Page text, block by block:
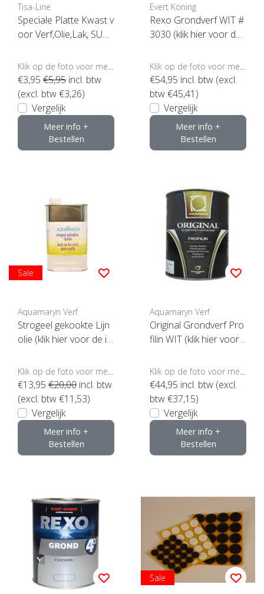
Tisa-Line
Speciale Platte Kwast v
oor Verf,Olie,Lak, SUPE
€3,95 €5,95 incl. btw
(excl. btw €3,26)
Vergelijk
Meer info +
Bestellen
Evert Koning
Rexo Grondverf WIT #
3030 (klik hier voor de i
€54,95 incl. btw (excl.
btw €45,41)
Vergelijk
Meer info +
Bestellen
Sale
Aquamaryn Verf
Strogeel gekookte Lijn
olie (klik hier voor de in
€13,95 €20,00 incl. btw
(excl. btw €11,53)
Vergelijk
Meer info +
Bestellen
Aquamaryn Verf
Original Grondverf Pro
filin WIT (klik hier voor
€44,95 incl. btw (excl.
btw €37,15)
Vergelijk
Meer info +
Bestellen
Sale